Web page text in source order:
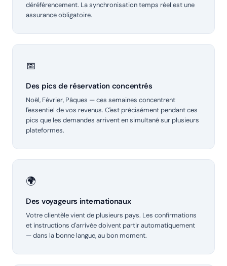
déréférencement. La synchronisation temps réel est une
assurance obligatoire.
📅
Des pics de réservation concentrés
Noël, Février, Pâques — ces semaines concentrent
l'essentiel de vos revenus. C'est précisément pendant ces
pics que les demandes arrivent en simultané sur plusieurs
plateformes.
🌍
Des voyageurs internationaux
Votre clientèle vient de plusieurs pays. Les confirmations
et instructions d'arrivée doivent partir automatiquement
— dans la bonne langue, au bon moment.